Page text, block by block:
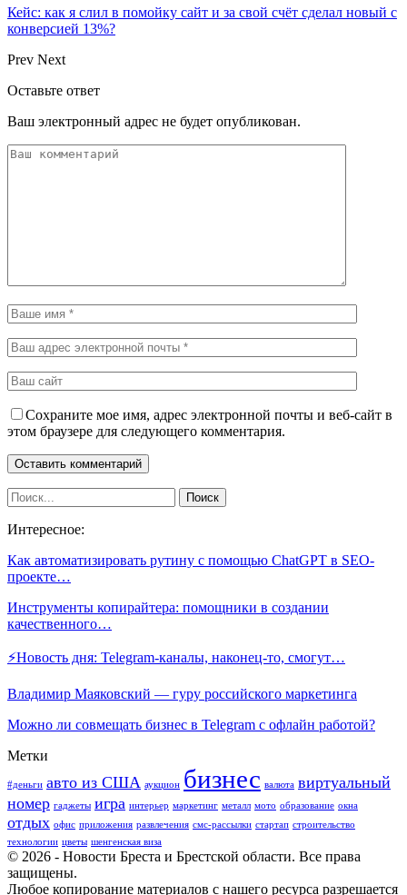
Кейс: как я слил в помойку сайт и за свой счёт сделал новый с
конверсией 13%?
Prev Next
Оставьте ответ
Ваш электронный адрес не будет опубликован.
Сохраните мое имя, адрес электронной почты и веб-сайт в
этом браузере для следующего комментария.
Интересное:
Как автоматизировать рутину с помощью ChatGPT в SEO-
проекте…
Инструменты копирайтера: помощники в создании
качественного…
⚡Новость дня: Telegram-каналы, наконец-то, смогут…
Владимир Маяковский — гуру российского маркетинга
Можно ли совмещать бизнес в Telegram с офлайн работой?
Метки
#деньги авто из США аукцион бизнес валюта виртуальный
номер гаджеты игра интерьер маркетинг металл мото образование окна
отдых офис приложения развлечения смс-рассылки стартап строительство
технологии цветы шенгенская виза
© 2026 - Новости Бреста и Брестской области. Все права
защищены.
Любое копирование материалов с нашего ресурса разрешается